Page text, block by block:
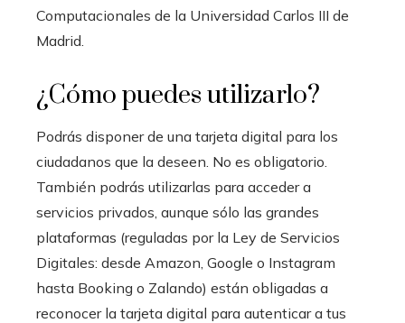
Computacionales de la Universidad Carlos III de
Madrid.
¿Cómo puedes utilizarlo?
Podrás disponer de una tarjeta digital para los
ciudadanos que la deseen. No es obligatorio.
También podrás utilizarlas para acceder a
servicios privados, aunque sólo las grandes
plataformas (reguladas por la Ley de Servicios
Digitales: desde Amazon, Google o Instagram
hasta Booking o Zalando) están obligadas a
reconocer la tarjeta digital para autenticar a tus